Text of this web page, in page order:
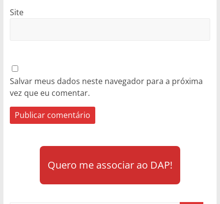
Site
Salvar meus dados neste navegador para a próxima
vez que eu comentar.
Quero me associar ao DAP!